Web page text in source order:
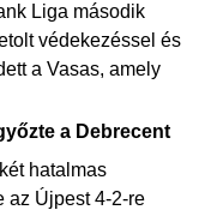
Liga második
védekezéssel és
a Vasas, amely
a Debrecent
hatalmas
az Újpest 4-2-re